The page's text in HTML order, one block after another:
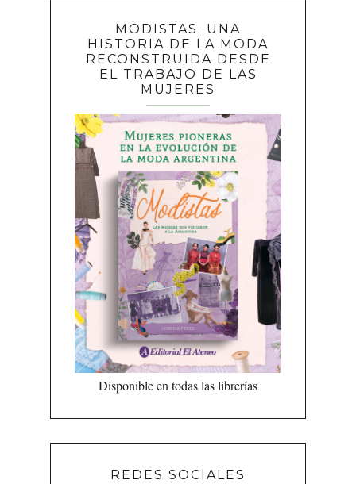
MODISTAS. UNA
HISTORIA DE LA MODA
RECONSTRUIDA DESDE
EL TRABAJO DE LAS
MUJERES
Disponible en todas las librerías
REDES SOCIALES